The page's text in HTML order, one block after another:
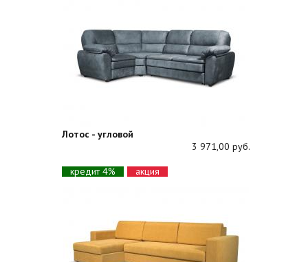
Лотос - угловой
3 971,00 руб.
кредит 4%
акция